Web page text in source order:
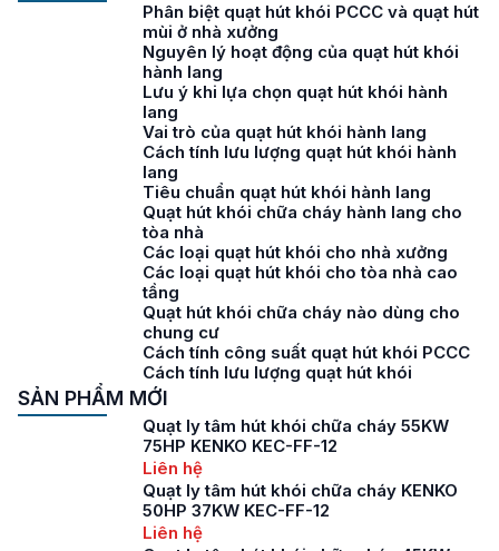
Phân biệt quạt hút khói PCCC và quạt hút
mùi ở nhà xưởng
Nguyên lý hoạt động của quạt hút khói
hành lang
Lưu ý khi lựa chọn quạt hút khói hành
lang
Vai trò của quạt hút khói hành lang
Cách tính lưu lượng quạt hút khói hành
lang
Tiêu chuẩn quạt hút khói hành lang
Quạt hút khói chữa cháy hành lang cho
tòa nhà
Các loại quạt hút khói cho nhà xưởng
Các loại quạt hút khói cho tòa nhà cao
tầng
Quạt hút khói chữa cháy nào dùng cho
chung cư
Cách tính công suất quạt hút khói PCCC
Cách tính lưu lượng quạt hút khói
SẢN PHẨM MỚI
Quạt ly tâm hút khói chữa cháy 55KW
75HP KENKO KEC-FF-12
Liên hệ
Quạt ly tâm hút khói chữa cháy KENKO
50HP 37KW KEC-FF-12
Liên hệ